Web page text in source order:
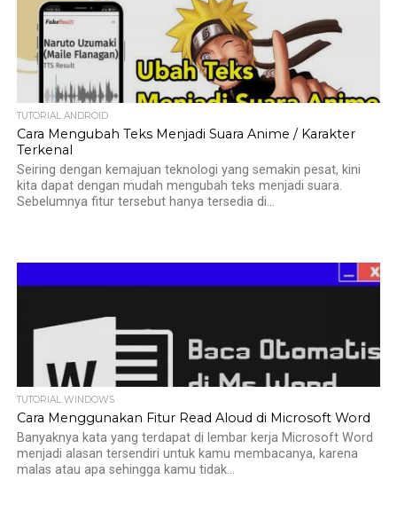
TUTORIAL ANDROID
Cara Mengubah Teks Menjadi Suara Anime / Karakter
Terkenal
Seiring dengan kemajuan teknologi yang semakin pesat, kini
kita dapat dengan mudah mengubah teks menjadi suara.
Sebelumnya fitur tersebut hanya tersedia di...
TUTORIAL WINDOWS
Cara Menggunakan Fitur Read Aloud di Microsoft Word
Banyaknya kata yang terdapat di lembar kerja Microsoft Word
menjadi alasan tersendiri untuk kamu membacanya, karena
malas atau apa sehingga kamu tidak...